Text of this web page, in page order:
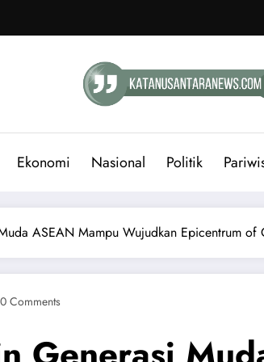
Ekonomi Nasional Politik
ASEAN Mampu Wujudkan Epicentrum of
0 Comments